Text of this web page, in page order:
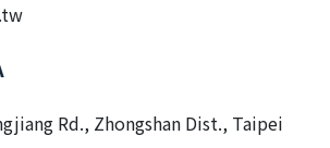
Rd., Zhongshan Dist., Taipei